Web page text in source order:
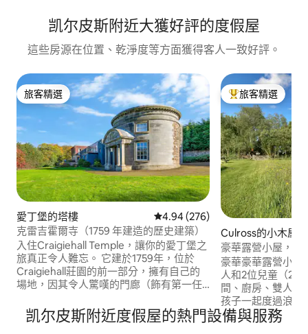
凯尔皮斯附近大獲好評的度假屋
這些房源在位置、乾淨度等方面獲得客人一致好評。
旅客精選
旅客精選
愛丁堡的塔樓 從 276 則評價中獲得 4.94 的平均
4.94 (276)
克雷吉霍爾寺（1759 年建造的歷史建築）
入住Craigiehall Temple，讓你的愛丁堡之
旅真正令人難忘。 它建於1759年，位於
Craigiehall莊園的前一部分，擁有自己的
場地，因其令人驚嘆的門廊（飾有第一任
牆上的牌匾上寫著Horace的一句話：
「Dum Iicet in rebus jucundis vive
旅客精選榜首
旅客精選
Culross的小木屋
豪華露營小屋，
westfifepods
豪華豪華露營小屋
人和2位兒童（2-
間、廚房、雙人床
孩子一起度過浪漫
忙碌，請嘗試Ben
(https://abnb.me/
凯尔皮斯附近度假屋的熱門設備與服務